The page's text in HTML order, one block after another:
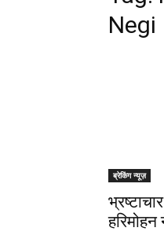
Negi
ब्रेकिंग न्यूज़
हरिमोहन